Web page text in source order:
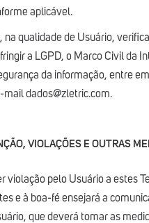
aplicável.
na qualidade de Usuário,
a LGPD, o Marco Civil da
da informação, entre
mail dados@zletric.com.
VIOLAÇÕES E OUTRAS
violação pelo Usuário a estes
e à boa-fé ensejará a
que deverá tomar as